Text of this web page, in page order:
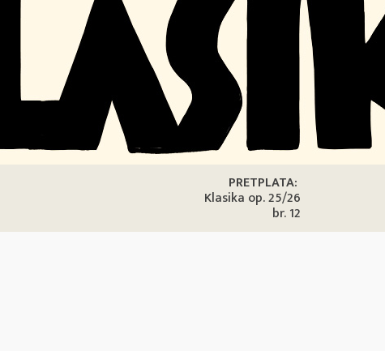
PRETPLATA:
Klasika op. 25/26
br. 12